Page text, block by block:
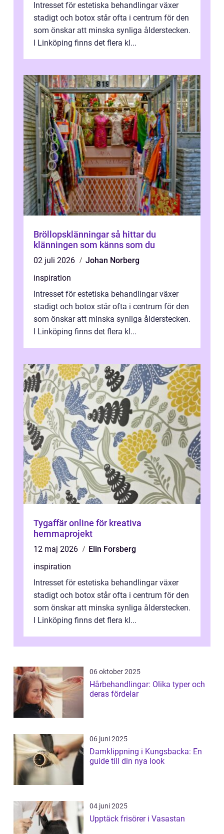
Intresset för estetiska behandlingar växer
stadigt och botox står ofta i centrum för den
som önskar att minska synliga ålderstecken.
I Linköping finns det flera kl...
Bröllopsklänningar så hittar du
klänningen som känns som du
02 juli 2026
Johan Norberg
inspiration
Intresset för estetiska behandlingar växer
stadigt och botox står ofta i centrum för den
som önskar att minska synliga ålderstecken.
I Linköping finns det flera kl...
Tygaffär online för kreativa
hemmaprojekt
12 maj 2026
Elin Forsberg
inspiration
Intresset för estetiska behandlingar växer
stadigt och botox står ofta i centrum för den
som önskar att minska synliga ålderstecken.
I Linköping finns det flera kl...
06 oktober 2025
Hårbehandlingar: Olika typer och
deras fördelar
06 juni 2025
Damklippning i Kungsbacka: En
guide till din nya look
04 juni 2025
Upptäck frisörer i Vasastan